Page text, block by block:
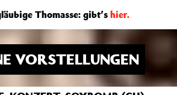
Thomasse: gibt’s hier.
VORSTELLUNGEN